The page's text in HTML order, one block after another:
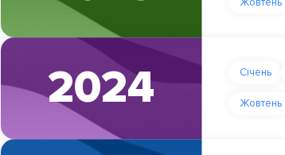
2024 Січень
Жовтень